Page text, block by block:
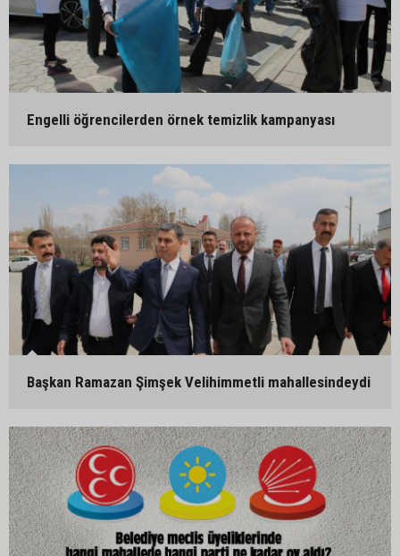
Engelli öğrencilerden örnek temizlik kampanyası
Başkan Ramazan Şimşek Velihimmetli mahallesindeydi